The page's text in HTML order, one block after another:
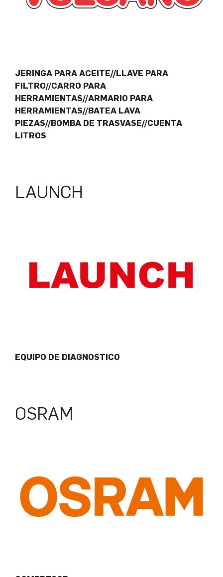
JERINGA PARA ACEITE//LLAVE PARA
FILTRO//CARRO PARA
HERRAMIENTAS//ARMARIO PARA
HERRAMIENTAS//BATEA LAVA
PIEZAS//BOMBA DE TRASVASE//CUENTA
LITROS
LAUNCH
EQUIPO DE DIAGNOSTICO
OSRAM